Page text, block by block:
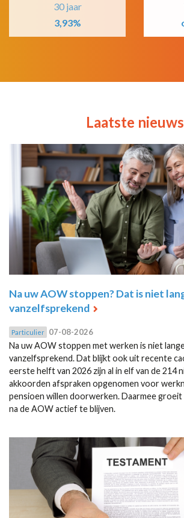
30 jaar
3,93%
Laatste nieuws
Na uw AOW stoppen? Dat is niet
vanzelfsprekend
Particulier 07-08-2026
Na uw AOW stoppen met werken is niet
vanzelfsprekend. Dat blijkt ook uit recente
eerste helft van 2026 zijn al in elf van de 214
akkoorden afspraken opgenomen voor
pensioen willen doorwerken. Daarmee
na de AOW actief te blijven.